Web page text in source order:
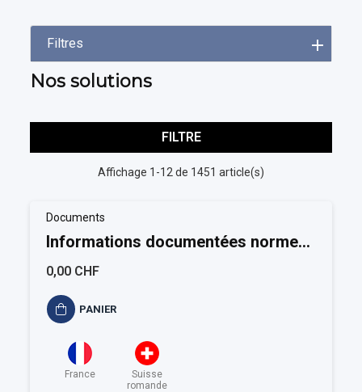
Filtres
Nos solutions
FILTRE
Affichage 1-12 de 1451 article(s)
Documents
Informations documentées norme
ISO 9001:2015
0,00 CHF
PANIER
France
Suisse
romande